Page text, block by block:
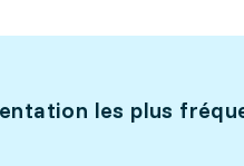
les plus